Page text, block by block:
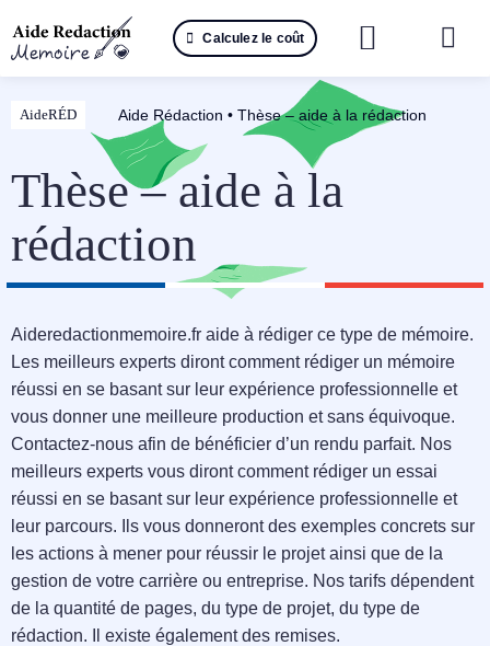
au
contenu
Calculez le coût
📝
📝
📝
📝
❓ FAQ
AideRÉD Aide Rédaction • Thèse – aide à la rédaction
Thèse – aide à la
rédaction
Aideredactionmemoire.fr aide à rédiger ce type de mémoire.
Les meilleurs experts diront comment rédiger un mémoire
réussi en se basant sur leur expérience professionnelle et
vous donner une meilleure production et sans équivoque.
Contactez-nous afin de bénéficier d’un rendu parfait. Nos
meilleurs experts vous diront comment rédiger un essai
réussi en se basant sur leur expérience professionnelle et
leur parcours. Ils vous donneront des exemples concrets sur
les actions à mener pour réussir le projet ainsi que de la
gestion de votre carrière ou entreprise. Nos tarifs dépendent
de la quantité de pages, du type de projet, du type de
rédaction. Il existe également des remises.